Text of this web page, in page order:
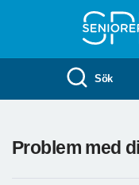
Sök
Problem med